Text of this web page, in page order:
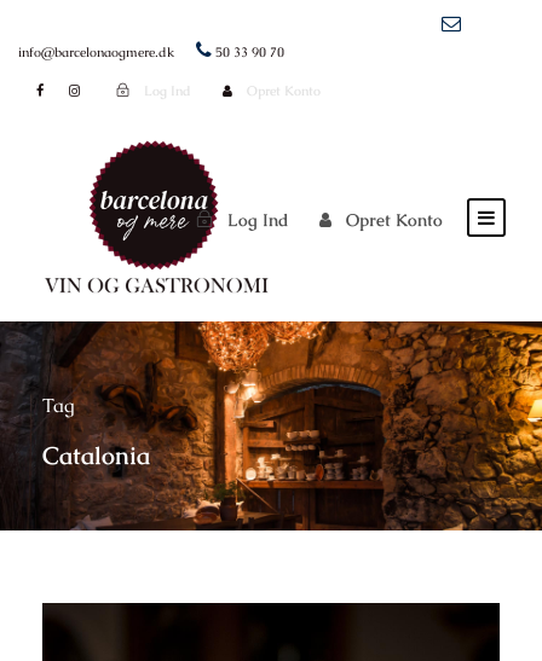
info@barcelonaogmere.dk 50 33 90 70
Log Ind Opret Konto
Log Ind Opret Konto
Tag
Catalonia